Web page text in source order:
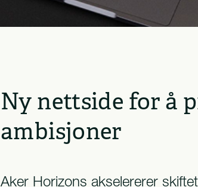
Ny nettside for å
ambisjoner
Aker Horizons akselererer